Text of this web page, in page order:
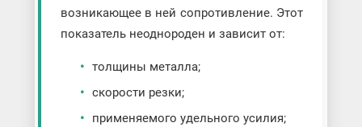
возникающее в ней сопротивление. Этот
показатель неоднороден и зависит от:
толщины металла;
скорости резки;
применяемого удельного усилия;